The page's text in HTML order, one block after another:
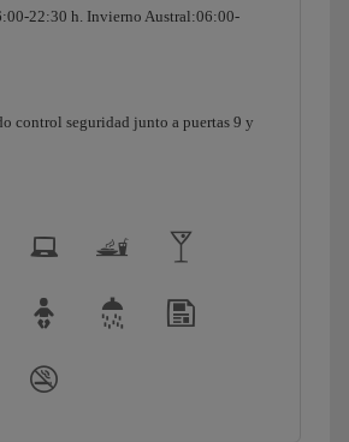
22:30 h. Invierno Austral:06:00-
control seguridad junto a puertas 9 y